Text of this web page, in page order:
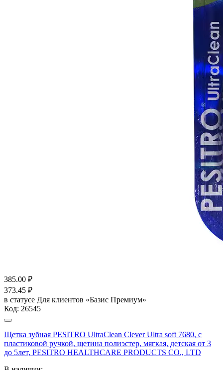
385.00 ₽
373.45 ₽
в статусе Для клиентов «Базис Премиум»
Код: 26545
Щетка зубная PESITRO UltraClean Clever Ultra soft 7680, с
пластиковой ручкой, щетина полиэстер, мягкая, детская от 3
до 5лет, PESITRO HEALTHCARE PRODUCTS CO., LTD